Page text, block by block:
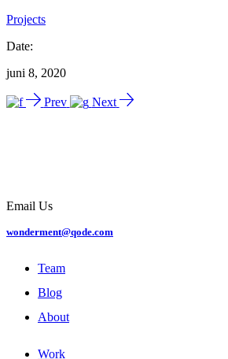
Projects
Date:
juni 8, 2020
Prev Next
Email Us
wonderment@qode.com
Team
Blog
About
Work